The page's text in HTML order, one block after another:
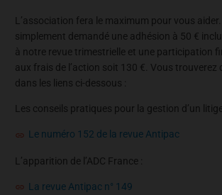
L’association fera le maximum pour vous
simplement demandé une adhésion à 50 €
à notre revue trimestrielle et une participation
aux frais de l’action soit 130 €. Vous trouverez
dans les liens ci-dessous :
Les conseils pratiques pour la gestion d’un
Le numéro 152 de la revue Antipac
L’apparition de l’ADC France :
La revue Antipac n° 149